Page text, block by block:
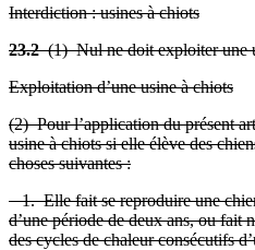
Interdiction : usines à chiots
23.2(1) Nul ne doit exploiter une
Exploitation d’une usine à chiots
(2) Pour l’application du présent
usine à chiots si elle élève des
choses suivantes :
1. Elle fait se reproduire une
d’une période de deux ans, ou fait
des cycles de chaleur consécutifs